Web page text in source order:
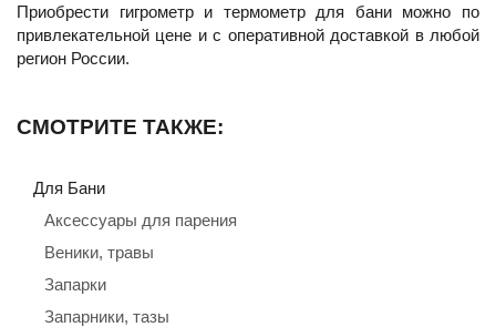
Приобрести гигрометр и термометр для бани можно по
привлекательной цене и с оперативной доставкой в любой
регион России.
СМОТРИТЕ ТАКЖЕ:
Для Бани
Аксессуары для парения
Веники, травы
Запарки
Запарники, тазы